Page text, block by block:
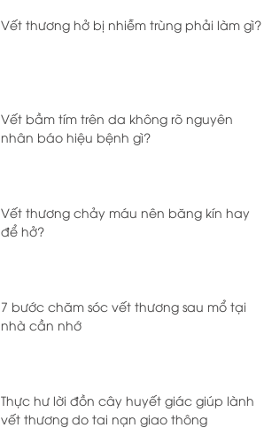
Vết thương hở bị nhiễm trùng phải làm gì?
Vết bầm tím trên da không rõ nguyên
nhân báo hiệu bệnh gì?
Vết thương chảy máu nên băng kín hay
để hở?
7 bước chăm sóc vết thương sau mổ tại
nhà cần nhớ
Thực hư lời đồn cây huyết giác giúp lành
vết thương do tai nạn giao thông